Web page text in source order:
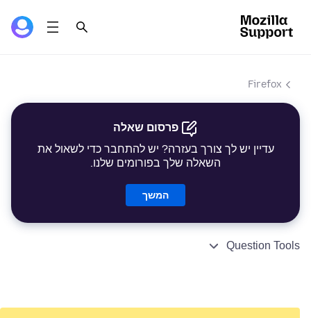
Firefox
פרסום שאלה
עדיין יש לך צורך בעזרה? יש להתחבר כדי לשאול את
השאלה שלך בפורומים שלנו.
המשך
Question Tools